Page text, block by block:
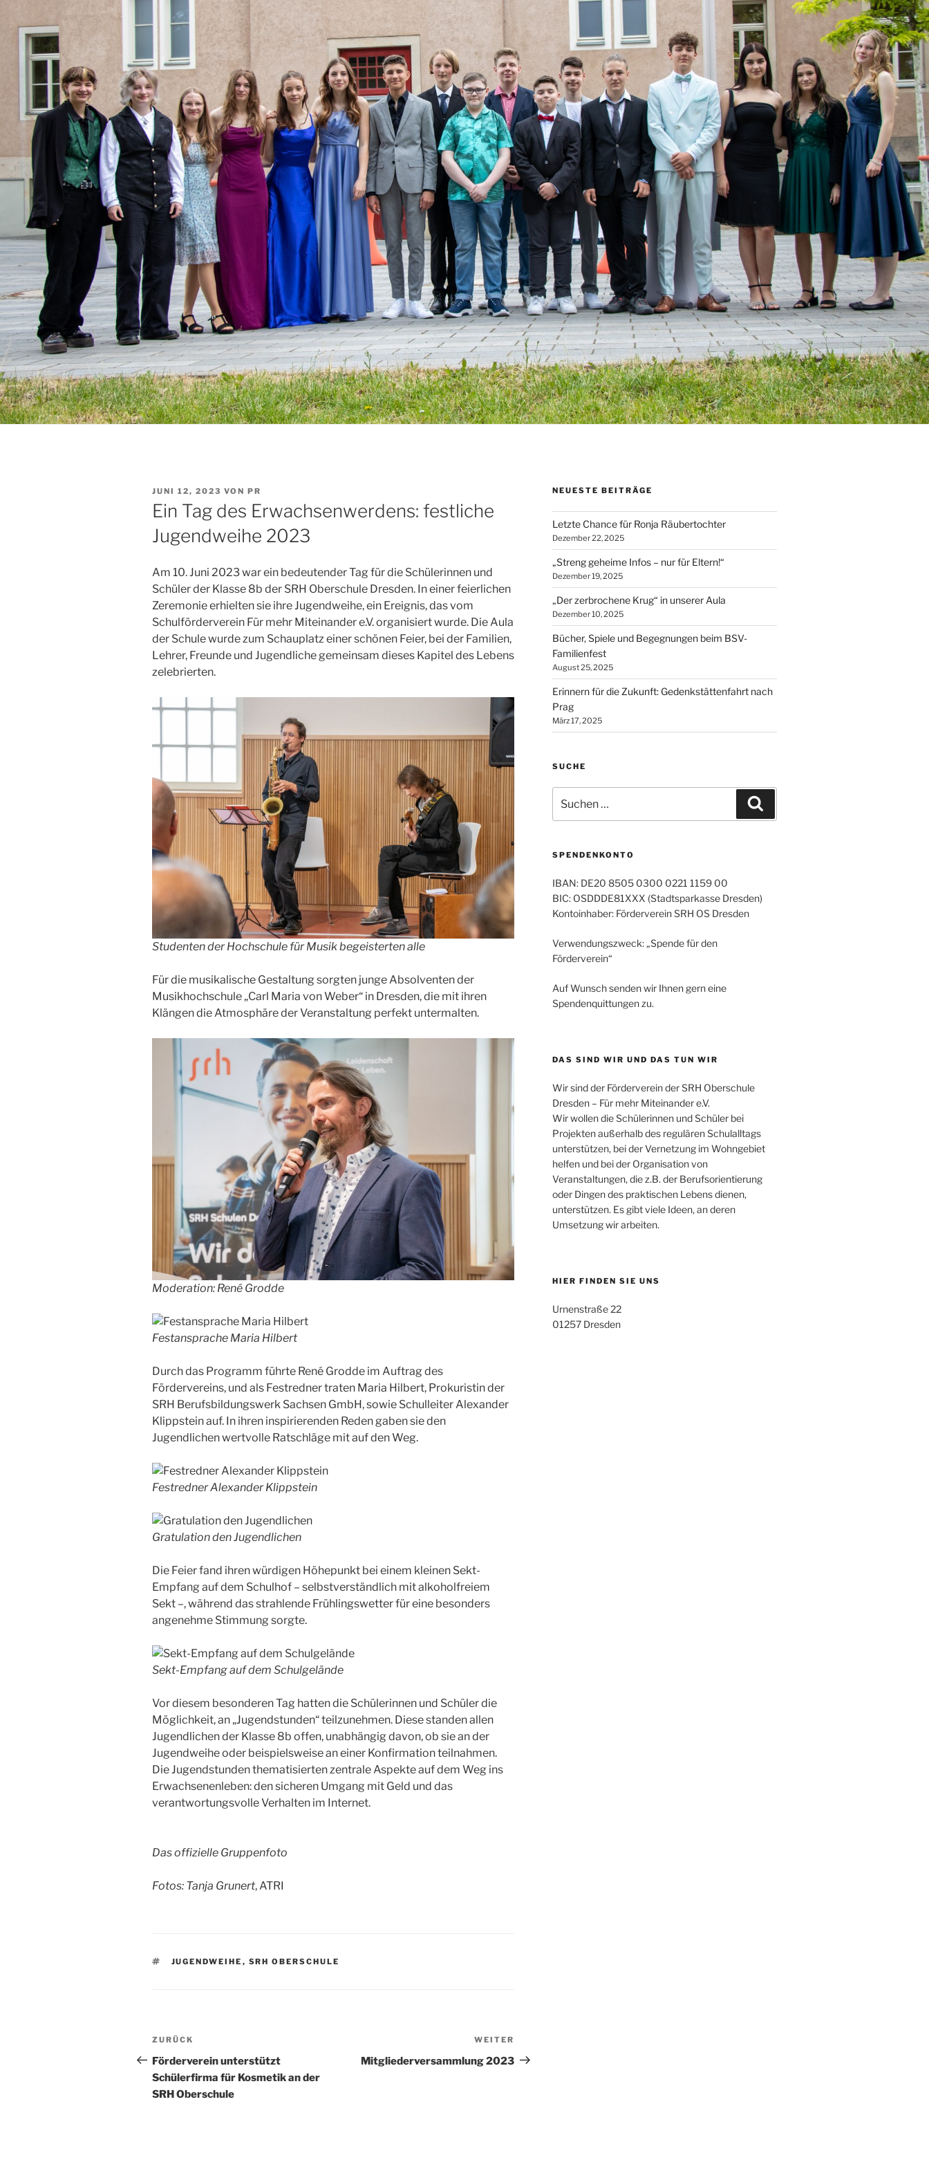
VERÖFFENTLICHT
AM
JUNI 12, 2023 VON PR
Ein Tag des Erwachsenwerdens: festliche
Jugendweihe 2023
Am 10. Juni 2023 war ein bedeutender Tag für die Schülerinnen und
Schüler der Klasse 8b der SRH Oberschule Dresden. In einer feierlichen
Zeremonie erhielten sie ihre Jugendweihe, ein Ereignis, das vom
Schulförderverein Für mehr Miteinander e.V. organisiert wurde. Die Aula
der Schule wurde zum Schauplatz einer schönen Feier, bei der Familien,
Lehrer, Freunde und Jugendliche gemeinsam dieses Kapitel des Lebens
zelebrierten.
Studenten der Hochschule für Musik begeisterten alle
Für die musikalische Gestaltung sorgten junge Absolventen der
Musikhochschule „Carl Maria von Weber“ in Dresden, die mit ihren
Klängen die Atmosphäre der Veranstaltung perfekt untermalten.
Moderation: René Grodde
Festansprache Maria Hilbert
Durch das Programm führte René Grodde im Auftrag des
Fördervereins, und als Festredner traten Maria Hilbert, Prokuristin der
SRH Berufsbildungswerk Sachsen GmbH, sowie Schulleiter Alexander
Klippstein auf. In ihren inspirierenden Reden gaben sie den
Jugendlichen wertvolle Ratschläge mit auf den Weg.
Festredner Alexander Klippstein
Gratulation den Jugendlichen
Die Feier fand ihren würdigen Höhepunkt bei einem kleinen Sekt-
Empfang auf dem Schulhof – selbstverständlich mit alkoholfreiem
Sekt –, während das strahlende Frühlingswetter für eine besonders
angenehme Stimmung sorgte.
Sekt-Empfang auf dem Schulgelände
Vor diesem besonderen Tag hatten die Schülerinnen und Schüler die
Möglichkeit, an „Jugendstunden“ teilzunehmen. Diese standen allen
Jugendlichen der Klasse 8b offen, unabhängig davon, ob sie an der
Jugendweihe oder beispielsweise an einer Konfirmation teilnahmen.
Die Jugendstunden thematisierten zentrale Aspekte auf dem Weg ins
Erwachsenenleben: den sicheren Umgang mit Geld und das
verantwortungsvolle Verhalten im Internet.
Das offizielle Gruppenfoto
Fotos: Tanja Grunert, ATRI
SCHLAGWÖRTER
JUGENDWEIHE , SRH OBERSCHULE
Beitragsnavigation
Vorheriger
Beitrag
ZURÜCK
Förderverein unterstützt
Schülerfirma für Kosmetik an der
SRH Oberschule
Beitrag
WEITER
Mitgliederversammlung 2023
NEUESTE BEITRÄGE
Letzte Chance für Ronja Räubertochter
Dezember 22, 2025
„Streng geheime Infos – nur für Eltern!“
Dezember 19, 2025
„Der zerbrochene Krug“ in unserer Aula
Dezember 10, 2025
Bücher, Spiele und Begegnungen beim BSV-
Familienfest
August 25, 2025
Erinnern für die Zukunft: Gedenkstättenfahrt nach
Prag
März 17, 2025
SUCHE
nach:
SPENDENKONTO
IBAN: DE20 8505 0300 0221 1159 00
BIC: OSDDDE81XXX (Stadtsparkasse Dresden)
Kontoinhaber: Förderverein SRH OS Dresden
Verwendungszweck: „Spende für den
Förderverein“
Auf Wunsch senden wir Ihnen gern eine
Spendenquittungen zu.
DAS SIND WIR UND DAS TUN WIR
Wir sind der Förderverein der SRH Oberschule
Dresden – Für mehr Miteinander e.V.
Wir wollen die Schülerinnen und Schüler bei
Projekten außerhalb des regulären Schulalltags
unterstützen, bei der Vernetzung im Wohngebiet
helfen und bei der Organisation von
Veranstaltungen, die z.B. der Berufsorientierung
oder Dingen des praktischen Lebens dienen,
unterstützen. Es gibt viele Ideen, an deren
Umsetzung wir arbeiten.
HIER FINDEN SIE UNS
Urnenstraße 22
01257 Dresden